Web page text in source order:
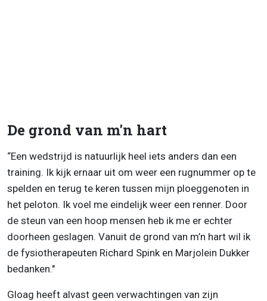
De grond van m'n hart
“Een wedstrijd is natuurlijk heel iets anders dan een
training. Ik kijk ernaar uit om weer een rugnummer op te
spelden en terug te keren tussen mijn ploeggenoten in
het peloton. Ik voel me eindelijk weer een renner. Door
de steun van een hoop mensen heb ik me er echter
doorheen geslagen. Vanuit de grond van m’n hart wil ik
de fysiotherapeuten Richard Spink en Marjolein Dukker
bedanken."
Gloag heeft alvast geen verwachtingen van zijn